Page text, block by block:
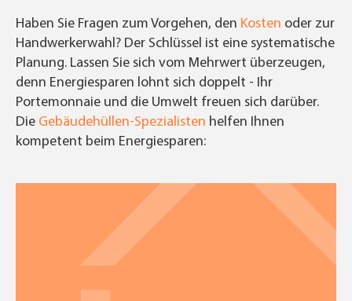
Haben Sie Fragen zum Vorgehen, den Kosten oder zur
Handwerkerwahl? Der Schlüssel ist eine systematische
Planung. Lassen Sie sich vom Mehrwert überzeugen,
denn Energiesparen lohnt sich doppelt - Ihr
Portemonnaie und die Umwelt freuen sich darüber.
Die Gebäudehüllen-Spezialisten helfen Ihnen
kompetent beim Energiesparen: